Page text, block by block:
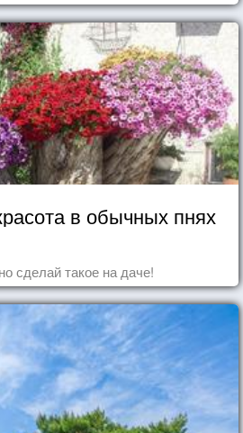
в обычных пнях
сделай такое на даче!